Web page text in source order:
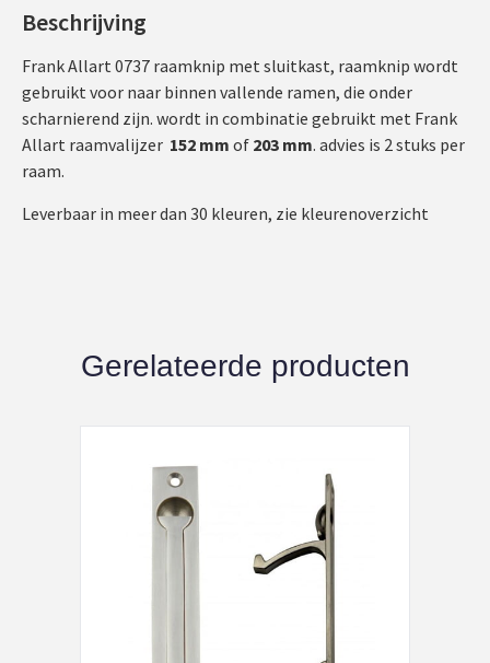
Beschrijving
Frank Allart 0737 raamknip met sluitkast, raamknip wordt
gebruikt voor naar binnen vallende ramen, die onder
scharnierend zijn. wordt in combinatie gebruikt met Frank
Allart raamvalijzer 152 mm of 203 mm. advies is 2 stuks per
raam.
Leverbaar in meer dan 30 kleuren, zie kleurenoverzicht
Gerelateerde producten